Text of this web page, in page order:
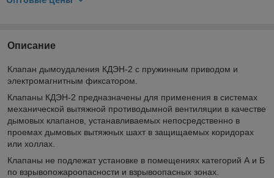
Описание
Клапан дымоудаления КДЭН-2 с пружинным приводом и
электромагнитным фиксатором.
Клапаны КДЭН-2 предназначены для применения в системах
механической вытяжной противодымной вентиляции в качестве
дымовых клапанов, устанавливаемых непосредственно в
проемах дымовых вытяжных шахт в защищаемых коридорах
или холлах.
Клапаны не подлежат установке в помещениях категорий А и Б
по взрывопожароопасности и взрывоопасных зонах.